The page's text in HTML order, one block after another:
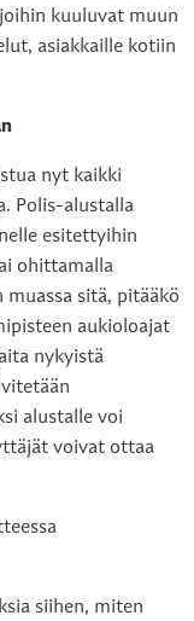
kuuluvat muun
asiakkaille kotiin
nyt kaikki
Polis-alustalla
esitettyihin
ohittamalla
sitä, pitääkö
aukioloajat
nykyistä
alustalle voi
voivat ottaa
siihen, miten